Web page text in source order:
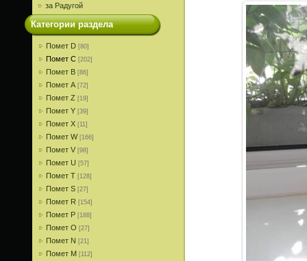
за Радугой
Категории раздела
Помет D [80]
Помет С [202]
Помет В [86]
Помет A [72]
Помет Z [19]
Помет Y [39]
Помет X [11]
Помет W [166]
Помет V [98]
Помет U [57]
Помет T [128]
Помет S [27]
Помет R [154]
Помет P [188]
Помет О [27]
Помет N [21]
Помет M [112]